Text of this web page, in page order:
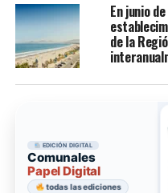
En junio
de la
EDICIÓN DIGITAL
Comunales
Papel Digital
todas las ediciones